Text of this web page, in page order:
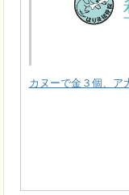
カヌーで金３個、